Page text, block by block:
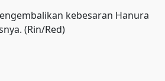
kebesaran Hanura
(Rin/Red)